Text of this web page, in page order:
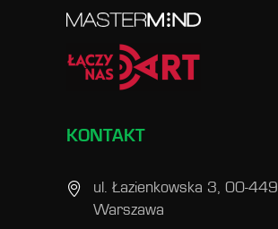
KONTAKT
ul. Łazienkowska 3, 00-449
Warszawa